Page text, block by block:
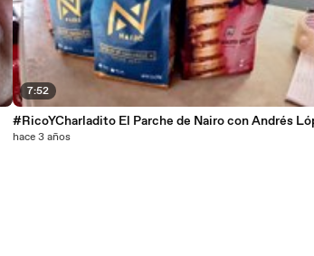
7:52
#RicoYCharladito El Parche de Nairo con Andrés
hace 3 años